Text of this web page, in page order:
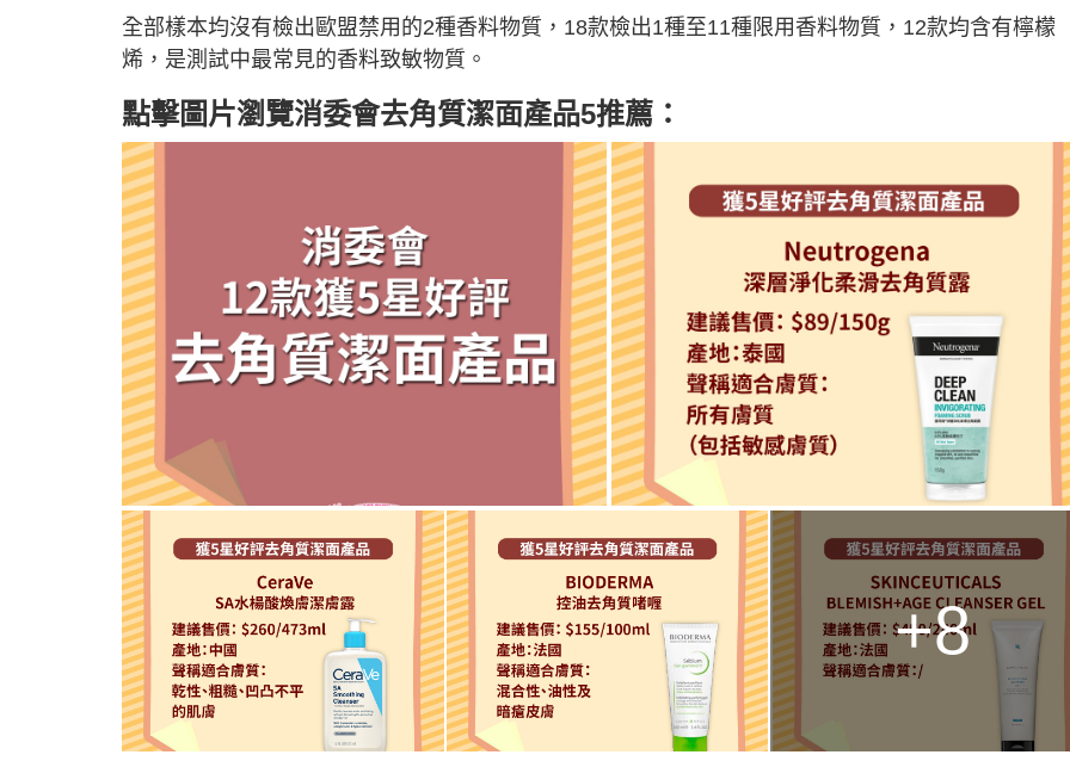
全部樣本均沒有檢出歐盟禁用的2種香料物質，18款檢出1種至11種限用香料物質，12款均含有檸檬
烯，是測試中最常見的香料致敏物質。
點擊圖片瀏覽消委會去角質潔面產品5推薦：
+8